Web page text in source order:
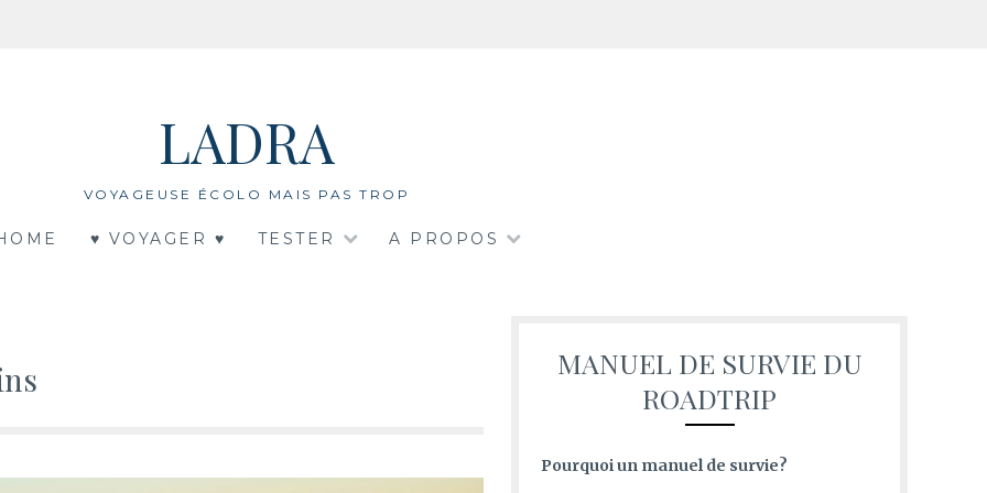
LADRA
VOYAGEUSE ÉCOLO MAIS PAS TROP
♥ VOYAGER ♥ TESTER A PROPOS
MANUEL DE SURVIE DU
ROADTRIP
Pourquoi un manuel de survie?